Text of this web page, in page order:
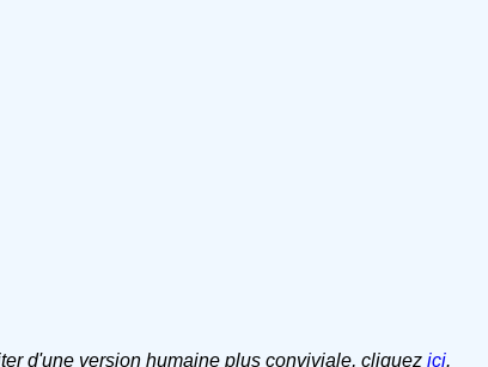
d'une version humaine plus conviviale, cliquez ici.